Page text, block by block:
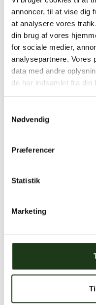
annoncer, til at vise dig
at analysere vores
din brug af vores
for sociale medier,
analysepartnere. Vores
data med andre
de har indsamlet fra din
Nødvendig
Præferencer
Statistik
Marketing
Farvet kiste